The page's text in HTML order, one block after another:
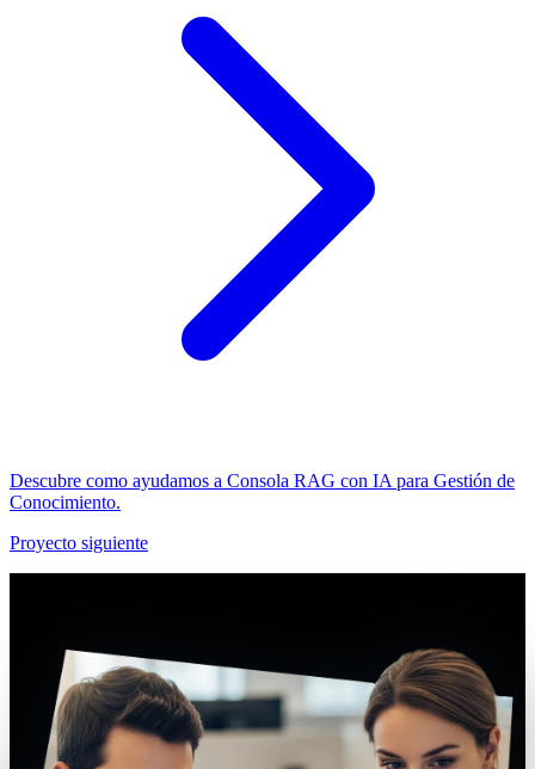
Descubre como ayudamos a Consola RAG con IA para Gestión de
Conocimiento.
Proyecto siguiente